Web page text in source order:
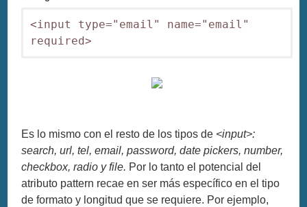
<input type="email" name="email"
required>
Es lo mismo con el resto de los tipos de <input>:
search, url, tel, email, password, date pickers, number,
checkbox, radio y file. Por lo tanto el potencial del
atributo pattern recae en ser más específico en el tipo
de formato y longitud que se requiere. Por ejemplo,